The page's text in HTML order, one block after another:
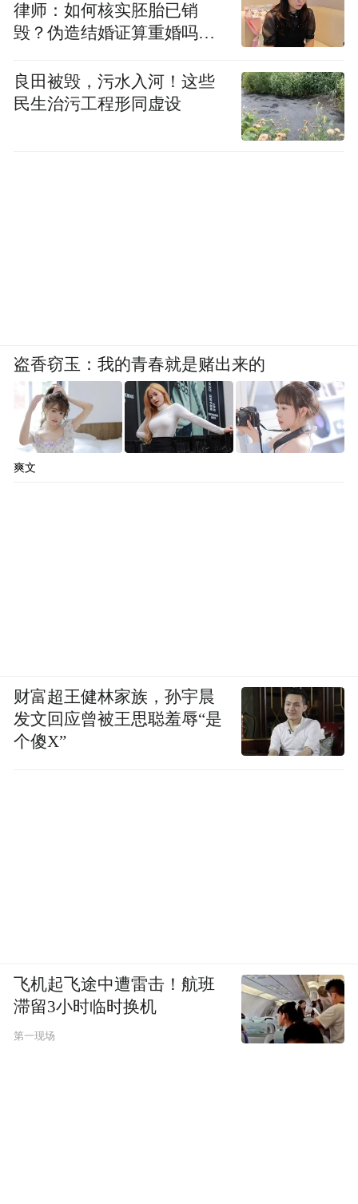
律师：如何核实胚胎已销
毁？伪造结婚证算重婚吗？
良田被毁，污水入河！这些
民生治污工程形同虚设
盗香窃玉：我的青春就是赌出来的
爽文
财富超王健林家族，孙宇晨
发文回应曾被王思聪羞辱“是
个傻X”
飞机起飞途中遭雷击！航班
滞留3小时临时换机
第一现场